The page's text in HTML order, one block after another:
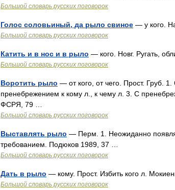
Большой словарь русских поговорок
Голос соловьиный, да рыло свиное — у кого.
Большой словарь русских поговорок
Катить и в нос и в рыло — кого. Новг. Ругать,
Большой словарь русских поговорок
Воротить рыло — от кого, от чего. Прост. Груб.
пренебрежением к кому л., к чему л. 3. С
ФСРЯ, 79 …
Большой словарь русских поговорок
Выставлять рыло — Перм. 1. Неожиданно
требованием. Подюков 1989, 37 …
Большой словарь русских поговорок
Дать в рыло — кому. Прост. Избить кого л.
Большой словарь русских поговорок